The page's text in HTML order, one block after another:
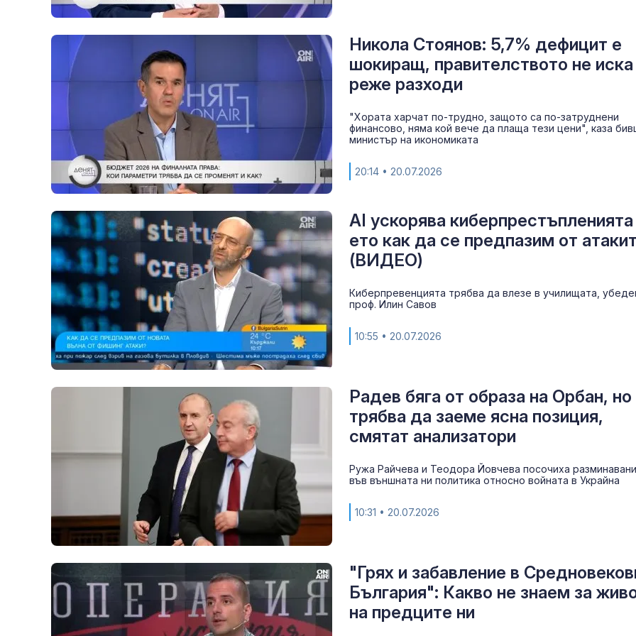
Никола Стоянов: 5,7% дефицит е
шокиращ, правителството не
реже разходи
"Хората харчат по-трудно, защото са по-затруднени
финансово, няма кой вече да плаща тези цени", каза
министър на икономиката
20:14 • 20.07.2026
AI ускорява
ето как да се предпазим от
(ВИДЕО)
Киберпревенцията трябва да влезе в училищата,
проф. Илин Савов
10:55 • 20.07.2026
Радев бяга от образа на Орбан, но
трябва да заеме ясна позиция,
смятат анализатори
Ружа Райчева и Теодора Йовчева посочиха
във външната ни политика относно войната в Украйна
10:31 • 20.07.2026
"Грях и забавление в
България": Какво не знаем за
на предците ни